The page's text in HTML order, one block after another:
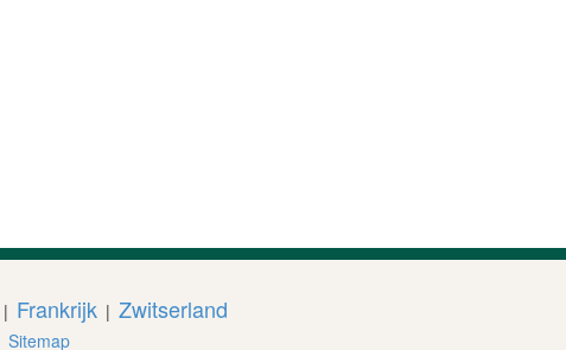
| Frankrijk | Zwitserland
Sitemap